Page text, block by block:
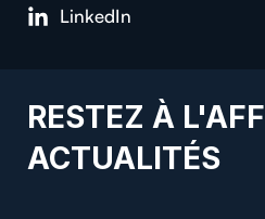
LinkedIn
RESTEZ À
ACTUALITÉS